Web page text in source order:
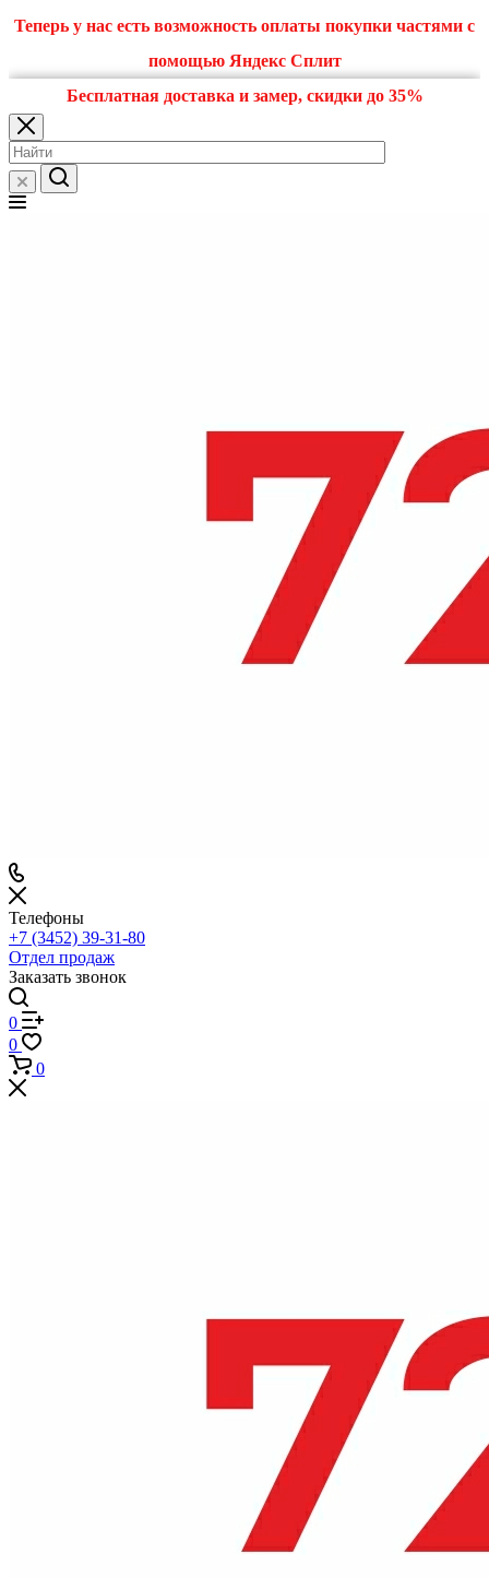
Теперь у нас есть возможность оплаты покупки частями с
помощью Яндекс Сплит
Бесплатная доставка и замер, скидки до 35%
Телефоны
+7 (3452) 39-31-80
Отдел продаж
Заказать звонок
0
0
0